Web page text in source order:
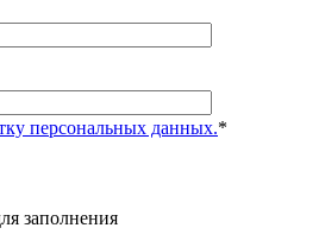
персональных данных.*
заполнения